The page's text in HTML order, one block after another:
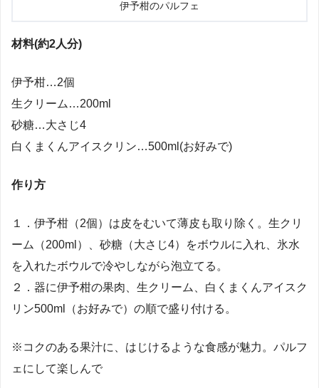
伊予柑のパルフェ
材料(約2人分)
伊予柑…2個
生クリーム…200ml
砂糖…大さじ4
白くまくんアイスクリン…500ml(お好みで)
作り方
１．伊予柑（2個）は皮をむいて薄皮も取り除く。生クリ
ーム（200ml）、砂糖（大さじ4）をボウルに入れ、氷水
を入れたボウルで冷やしながら泡立てる。
２．器に伊予柑の果肉、生クリーム、白くまくんアイスク
リン500ml（お好みで）の順で盛り付ける。
※コクのある果汁に、はじけるような食感が魅力。パルフ
ェにして楽しんで